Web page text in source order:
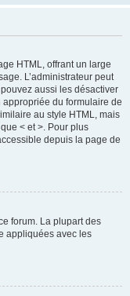
HTML, offrant un large
L’administrateur peut
aussi les désactiver
appropriée du formulaire de
au style HTML, mais
< et >. Pour plus
depuis la page de
forum. La plupart des
appliquées avec les